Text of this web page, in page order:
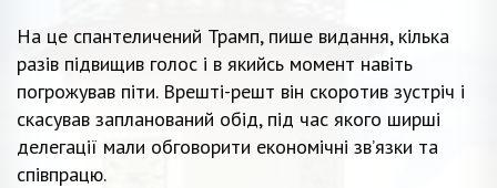
На це спантеличений Трамп, пише видання, кілька
разів підвищив голос і в якийсь момент навіть
погрожував піти. Врешті-решт він скоротив зустріч і
скасував запланований обід, під час якого ширші
делегації мали обговорити економічні зв’язки та
співпрацю.